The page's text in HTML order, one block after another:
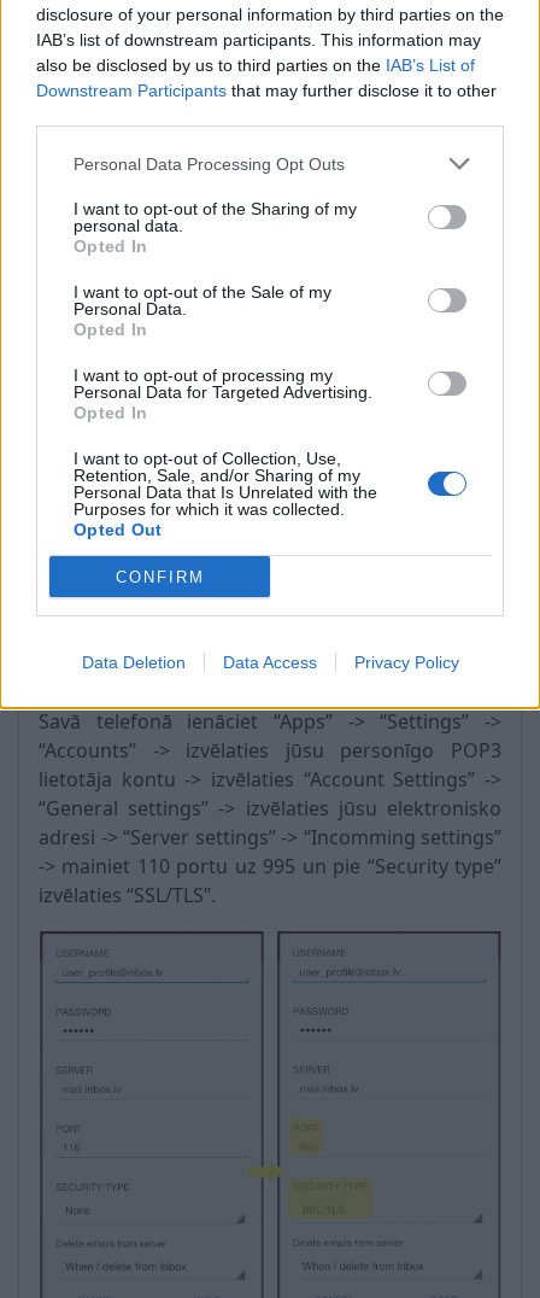
disclosure of your personal information by third parties on the
IAB’s list of downstream participants. This information may
also be disclosed by us to third parties on the IAB’s List of
Downstream Participants that may further disclose it to other
Personal Data Processing Opt Outs
I want to opt-out of the Sharing of my
personal data.
Opted In
I want to opt-out of the Sale of my
Personal Data.
Opted In
I want to opt-out of processing my
Personal Data for Targeted Advertising.
Opted In
I want to opt-out of Collection, Use,
Retention, Sale, and/or Sharing of my
Personal Data that Is Unrelated with the
Purposes for which it was collected.
Opted Out
CONFIRM
Data Deletion Data Access Privacy Policy
iOS:
Atveriet “Settings” -> tasd “Mail, Contacts,
Calendars” -> “Accounts” -> izvēlaties
nepieciešamo РOP3 lietotāja kontu -> tad
“Incoming Settings” un nomainīet “Server Port” no
110 uz 995.
Android:
Savā telefonā ienāciet “Apps” -> “Settings” ->
“Accounts” -> izvēlaties jūsu personīgo POP3
lietotāja kontu -> izvēlaties “Account Settings” ->
“General settings” -> izvēlaties jūsu elektronisko
adresi -> “Server settings” -> “Incomming settings”
-> mainiet 110 portu uz 995 un pie “Security type”
izvēlaties “SSL/TLS”.